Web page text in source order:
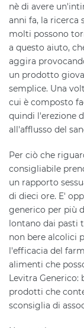
nè di avere
anni fa, la ricerca
molti possono
a questo aiuto,
aggira
un prodotto
semplice. Una
cui è composto
quindi l'erezione
all'afflusso del
Per ciò che
consigliabile
un rapporto
di dieci ore. E'
generico per più
lontano dai pasti
non bere alcolici
l'efficacia del
alimenti che
Levitra Generico:
prodotti che
sconsiglia di